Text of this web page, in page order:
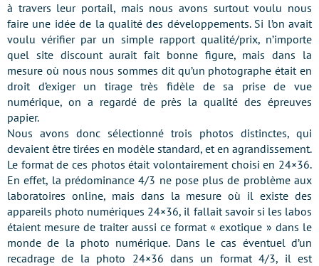
à travers leur portail, mais nous avons surtout voulu nous
faire une idée de la qualité des développements. Si l’on avait
voulu vérifier par un simple rapport qualité/prix, n’importe
quel site discount aurait fait bonne figure, mais dans la
mesure où nous nous sommes dit qu’un photographe était en
droit d’exiger un tirage très fidèle de sa prise de vue
numérique, on a regardé de près la qualité des épreuves
papier.
Nous avons donc sélectionné trois photos distinctes, qui
devaient être tirées en modèle standard, et en agrandissement.
Le format de ces photos était volontairement choisi en 24×36.
En effet, la prédominance 4/3 ne pose plus de problème aux
laboratoires online, mais dans la mesure où il existe des
appareils photo numériques 24×36, il fallait savoir si les labos
étaient mesure de traiter aussi ce format « exotique » dans le
monde de la photo numérique. Dans le cas éventuel d’un
recadrage de la photo 24×36 dans un format 4/3, il est